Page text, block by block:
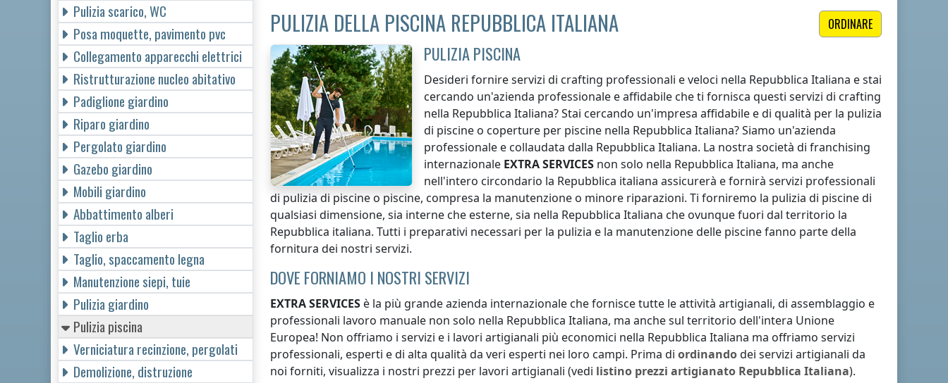
ORDINARE
PULIZIA DELLA PISCINA REPUBBLICA ITALIANA
PULIZIA PISCINA
Desideri fornire servizi di crafting professionali e veloci nella Repubblica Italiana e stai
cercando un'azienda professionale e affidabile che ti fornisca questi servizi di crafting
nella Repubblica Italiana? Stai cercando un'impresa affidabile e di qualità per la pulizia
di piscine o coperture per piscine nella Repubblica Italiana? Siamo un'azienda
professionale e collaudata dalla Repubblica Italiana. La nostra società di franchising
internazionale EXTRA SERVICES non solo nella Repubblica Italiana, ma anche
nell'intero circondario la Repubblica italiana assicurerà e fornirà servizi professionali
di pulizia di piscine o piscine, compresa la manutenzione o minore riparazioni. Ti forniremo la pulizia di piscine di
qualsiasi dimensione, sia interne che esterne, sia nella Repubblica Italiana che ovunquefuori dal territorio la
Repubblica italiana. Tutti i preparativi necessari per la pulizia e la manutenzione delle piscine fanno parte della
fornitura dei nostri servizi.
DOVE FORNIAMO I NOSTRI SERVIZI
EXTRA SERVICES è la più grande azienda internazionale che fornisce tutte le attività artigianali, di assemblaggio e
professionali lavoro manuale non solo nella Repubblica Italiana, ma anche sul territorio dell'intera Unione
Europea! Non offriamo i servizi e i lavori artigianali più economici nella Repubblica Italiana ma offriamo servizi
professionali, esperti e di alta qualità da veri esperti nei loro campi. Prima di ordinandodei servizi artigianali da
noi forniti, visualizza i nostri prezzi per lavori artigianali (vedi listino prezzi artigianato Repubblica Italiana).
Pulizia scarico, WC
Posa moquette, pavimento pvc
Collegamento apparecchi elettrici
Ristrutturazione nucleo abitativo
Padiglione giardino
Riparo giardino
Pergolato giardino
Gazebo giardino
Mobili giardino
Abbattimento alberi
Taglio erba
Taglio, spaccamento legna
Manutenzione siepi, tuie
Pulizia giardino
Pulizia piscina
Verniciatura recinzione, pergolati
Demolizione, distruzione